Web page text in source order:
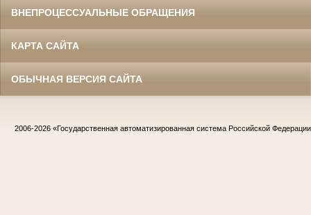
ВНЕПРОЦЕССУАЛЬНЫЕ ОБРАЩЕНИЯ
КАРТА САЙТА
ОБЫЧНАЯ ВЕРСИЯ САЙТА
2006-2026 «Государственная автоматизированная система Российской